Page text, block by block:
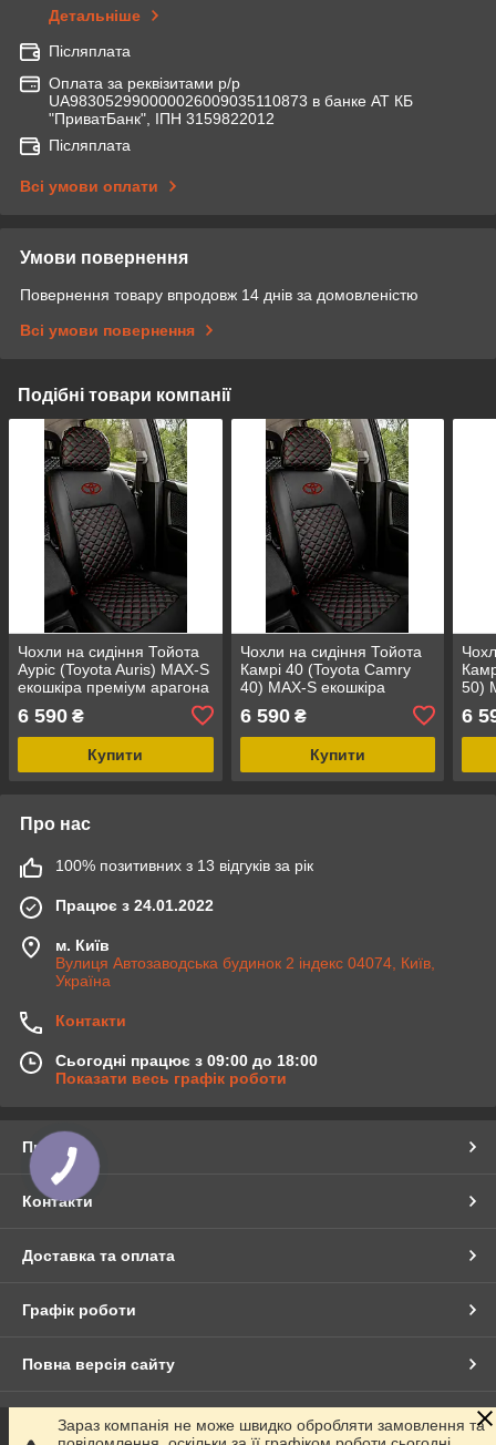
Детальніше
Післяплата
Оплата за реквізитами р/р
UA983052990000026009035110873 в банке АТ КБ
"ПриватБанк", ІПН 3159822012
Післяплата
Всі умови оплати
Умови повернення
Повернення товару впродовж 14 днів за домовленістю
Всі умови повернення
Подібні товари компанії
Чохли на сидіння Тойота
Ауріс (Toyota Auris) MAX-S
екошкіра преміум арагона
6 590 ₴
Купити
Чохли на сидіння Тойота
Камрі 40 (Toyota Camry
40) MAX-S екошкіра
6 590₴
Купити
50)
6
Про нас
100% позитивних з 13 відгуків за рік
Працює з 24.01.2022
м. Київ
Вулиця Автозаводська будинок 2 індекс 04074, Київ,
Україна
Контакти
Сьогодні працює з 09:00 до 18:00
Показати весь графік роботи
Про нас
Контакти
Доставка та оплата
Графік роботи
Повна версія сайту
Сайт створено на маркетплейсі Prom.ua
Зараз компанія не може швидко обробляти замовлення та